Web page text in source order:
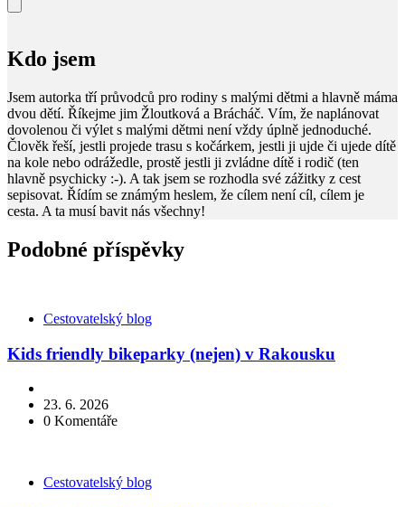
Kdo jsem
Jsem autorka tří průvodců pro rodiny s malými dětmi a hlavně máma
dvou dětí. Říkejme jim Žloutková a Brácháč. Vím, že naplánovat
dovolenou či výlet s malými dětmi není vždy úplně jednoduché.
Člověk řeší, jestli projede trasu s kočárkem, jestli ji ujde či ujede dítě
na kole nebo odrážedle, prostě jestli ji zvládne dítě i rodič (ten
hlavně psychicky :-). A tak jsem se rozhodla své zážitky z cest
sepisovat. Řídím se známým heslem, že cílem není cíl, cílem je
cesta. A ta musí bavit nás všechny!
Podobné příspěvky
KategorieCestovatelský blog
Kids friendly bikeparky (nejen) v Rakousku
23. 6. 2026
0 Komentáře
KategorieCestovatelský blog